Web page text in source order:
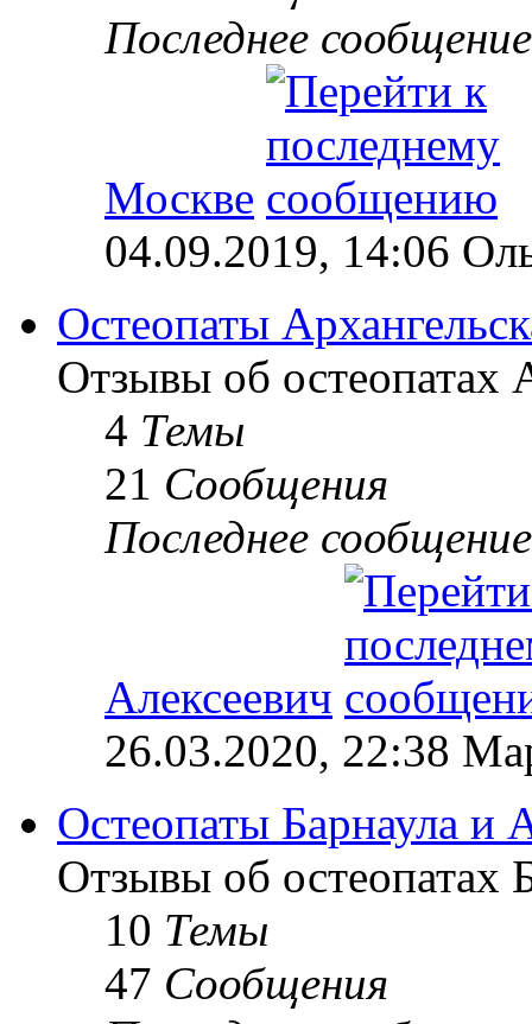
Последнее сообщение
Москве
04.09.2019, 14:06
Остеопаты
Отзывы об остеопатах
4 Темы
21 Сообщения
Последнее сообщение
Алексеевич
26.03.2020, 22:38
Остеопаты Барнаула и
Отзывы об остеопатах
10 Темы
47 Сообщения